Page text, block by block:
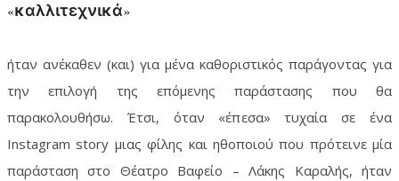
«καλλιτεχνικά»
ήταν ανέκαθεν (και) για μένα καθοριστικός παράγοντας για
την επιλογή της επόμενης παράστασης που θα
παρακολουθήσω. Έτσι, όταν «έπεσα» τυχαία σε ένα
Instagram story μιας φίλης και ηθοποιού που πρότεινε μία
παράσταση στο Θέατρο Βαφείο – Λάκης Καραλής, ήταν